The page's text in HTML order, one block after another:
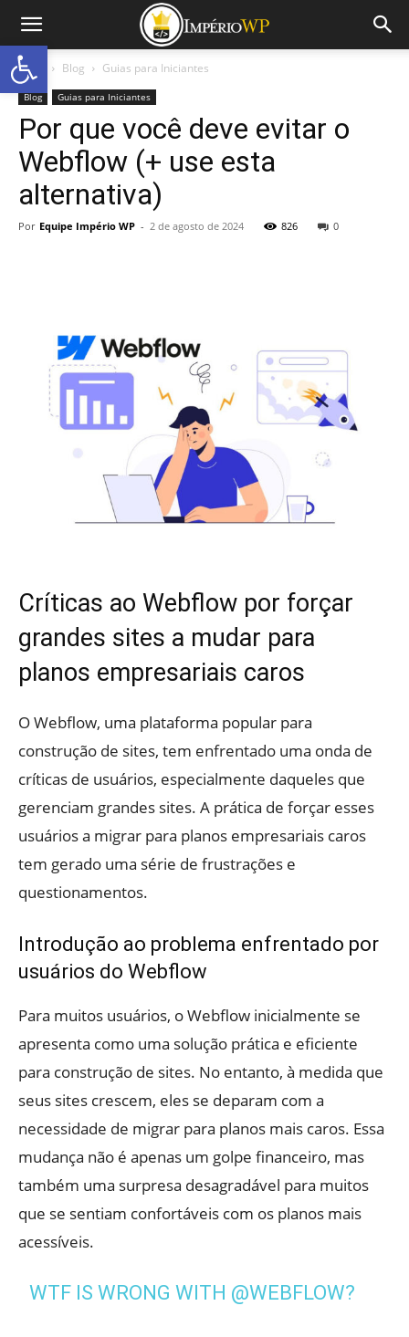
Início Blog Guias para Iniciantes
Blog Guias para Iniciantes
Por que você deve evitar o
Webflow (+ use esta
alternativa)
Por Equipe Império WP - 2 de agosto de 2024 826 0
Críticas ao Webflow por forçar
grandes sites a mudar para
planos empresariais caros
O Webflow, uma plataforma popular para
construção de sites, tem enfrentado uma onda de
críticas de usuários, especialmente daqueles que
gerenciam grandes sites. A prática de forçar esses
usuários a migrar para planos empresariais caros
tem gerado uma série de frustrações e
questionamentos.
Introdução ao problema enfrentado por
usuários do Webflow
Para muitos usuários, o Webflow inicialmente se
apresenta como uma solução prática e eficiente
para construção de sites. No entanto, à medida que
seus sites crescem, eles se deparam com a
necessidade de migrar para planos mais caros. Essa
mudança não é apenas um golpe financeiro, mas
também uma surpresa desagradável para muitos
que se sentiam confortáveis com os planos mais
acessíveis.
WTF IS WRONG WITH @WEBFLOW?
Abrir a barra de ferramentas